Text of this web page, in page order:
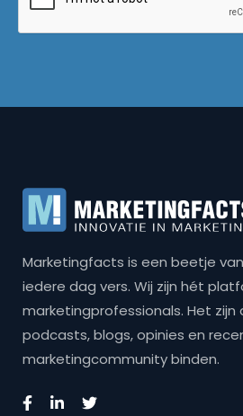
Marketingfacts is een beetje
iedere dag vers. Wij zijn hét
marketingprofessionals. Het zijn
podcasts, blogs, opinies en
marketingcommunity binden.